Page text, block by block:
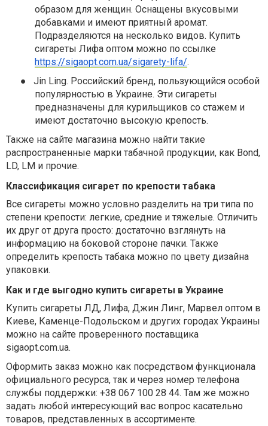
образом для женщин. Оснащены вкусовыми
добавками и имеют приятный аромат.
Подразделяются на несколько видов. Купить
сигареты Лифа оптом можно по ссылке
https://sigaopt.com.ua/sigarety-lifa/.
●
Jin Ling. Российский бренд, пользующийся особой
популярностью в Украине. Эти сигареты
предназначены для курильщиков со стажем и
имеют достаточно высокую крепость.
Также на сайте магазина можно найти такие
распространенные марки табачной продукции, как Bond,
LD, LM и прочие.
Классификация сигарет по крепости табака
Все сигареты можно условно разделить на три типа по
степени крепости: легкие, средние и тяжелые. Отличить
их друг от друга просто: достаточно взглянуть на
информацию на боковой стороне пачки. Также
определить крепость табака можно по цвету дизайна
упаковки.
Как и где выгодно купить сигареты в Украине
Купить сигареты ЛД, Лифа, Джин Линг, Марвел оптом в
Киеве, Каменце-Подольском и других городах Украины
можно на сайте проверенного поставщика
sigaopt.com.ua.
Оформить заказ можно как посредством функционала
официального ресурса, так и через номер телефона
службы поддержки: +38 067 100 28 44. Там же можно
задать любой интересующий вас вопрос касательно
товаров, представленных в ассортименте.